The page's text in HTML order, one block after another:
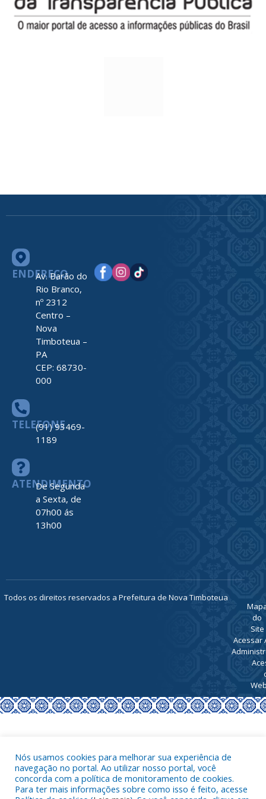
ENDEREÇO
Av. Barão do
Rio Branco,
nº 2312
Centro –
Nova
Timboteua –
PA
CEP: 68730-
000
TELEFONE
(91) 93469-
1189
ATENDIMENTO
De Segunda
a Sexta, de
07h00 ás
13h00
Todos os direitos reservados a Prefeitura de Nova Timboteua
do
Site
Acessar
Nós usamos cookies para melhorar sua experiência de
navegação no portal. Ao utilizar nosso portal, você
concorda com a política de monitoramento de cookies.
Para ter mais informações sobre como isso é feito, acesse